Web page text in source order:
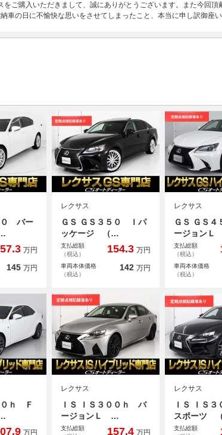
ご購入いただきまして、誠にありがとうございます。また今回頂
車の日に不愉快な思いをさせてしまったこと、本当に申し訳御座
０ バー
万円
145 万円
レクサス
ＧＳ ＧＳ３５０ Ｉパ
ッケージ （…
支払総額
（税込）
154.3 万円
車両本体価格
（税込）
142 万円
レクサス
ＧＳ ＧＳ
ージョン
支払総額
（税込）
車両本体価格
（税込）
０ｈ Ｆ
万円
レクサス
ＩＳ ＩＳ３００ｈ バ
ージョンＬ …
支払総額
157.4 万円
レクサス
ＩＳ ＩＳ
スポーツ
支払総額